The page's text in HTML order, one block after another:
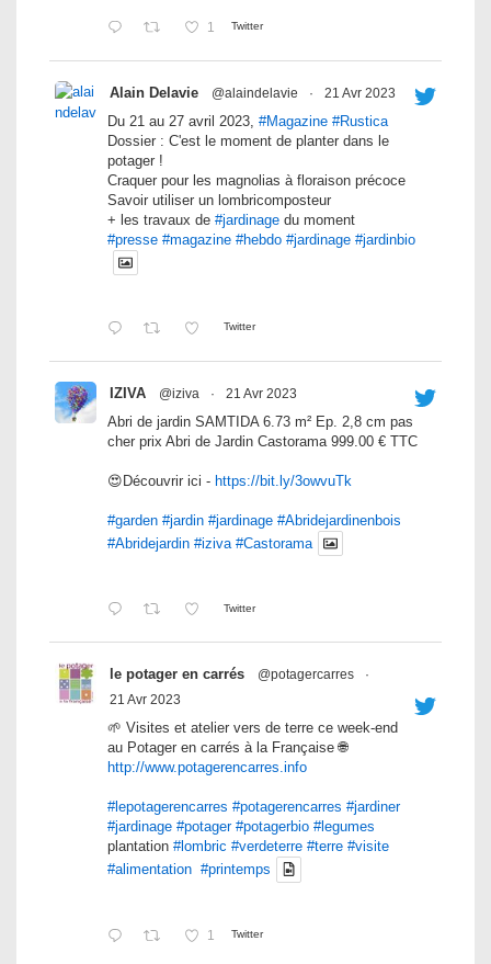
1 Twitter
Alain Delavie @alaindelavie · 21 Avr 2023
Du 21 au 27 avril 2023, #Magazine #Rustica
Dossier : C'est le moment de planter dans le
potager !
Craquer pour les magnolias à floraison précoce
Savoir utiliser un lombricomposteur
+ les travaux de #jardinage du moment
#presse #magazine #hebdo #jardinage #jardinbio
Twitter
IZIVA @iziva · 21 Avr 2023
Abri de jardin SAMTIDA 6.73 m² Ep. 2,8 cm pas
cher prix Abri de Jardin Castorama 999.00 € TTC
😍Découvrir ici - https://bit.ly/3owvuTk
#garden #jardin #jardinage #Abridejardinenbois
#Abridejardin #iziva #Castorama
Twitter
le potager en carrés @potagercarres
·
21 Avr 2023
🌱 Visites et atelier vers de terre ce week-end
au Potager en carrés à la Française 🌐
http://www.potagerencarres.info
#lepotagerencarres #potagerencarres #jardiner
#jardinage #potager #potagerbio #legumes
plantation #lombric #verdeterre #terre #visite
#alimentation #printemps
1 Twitter